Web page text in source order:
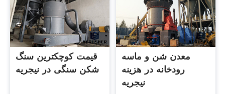
قیمت کوچکترین سنگ
شکن سنگی در نیجریه
معدن شن و ماسه
رودخانه در هزینه
نیجریه